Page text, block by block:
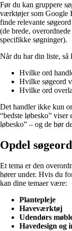
Før du kan gruppere
værktøjer som Google
finde relevante
(de brede,
specifikke søgninger).
Når du har din liste, så
Hvilke ord
Hvilke søgeord
Hvilke ord
Det handler ikke kun
“bedste løbesko”
løbesko” – og de bør
Opdel
Et tema er den
hører under. Hvis du
kan dine temaer være:
Plantepleje
Haveværktøj
Udendørs
Havedesign og